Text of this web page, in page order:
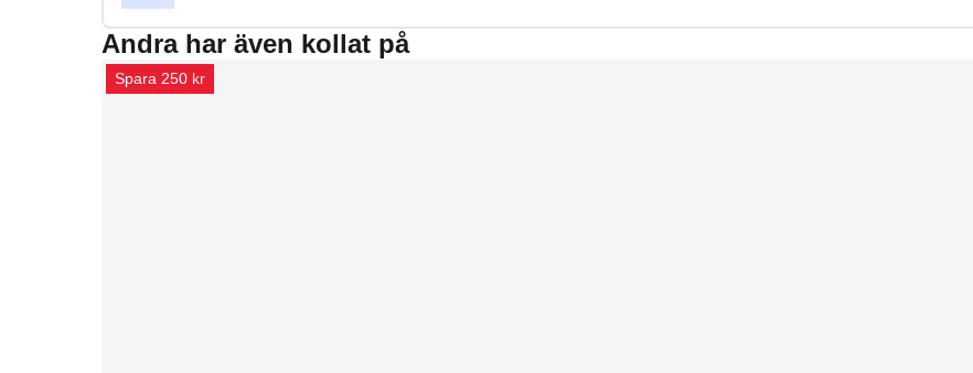
Andra har även kollat på
Spara 250 kr